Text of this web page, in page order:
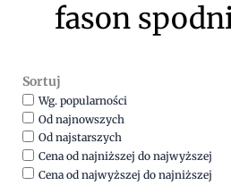
fason
Sortuj
Wg. popularności
Od najnowszych
Od najstarszych
Cena od najniższej do najwyższej
Cena od najwyższej do najniższej